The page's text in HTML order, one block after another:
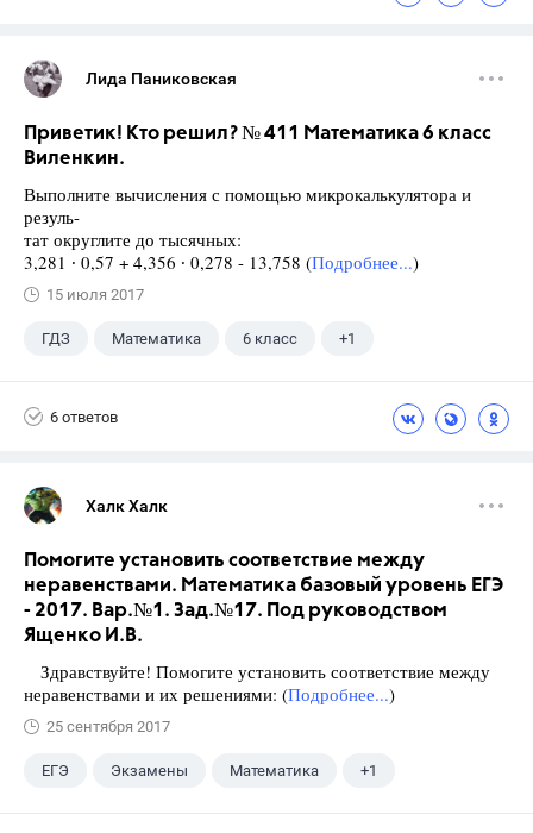
Лида Паниковская
Приветик! Кто решил? № 411 Математика 6 класс
Виленкин.
Выполните вычисления с помощью микрокалькулятора и
резуль-
тат округлите до тысячных:
3,281 ∙ 0,57 + 4,356 ∙ 0,278 - 13,758 (Подробнее...)
15 июля 2017
ГДЗ Математика 6 класс +1
6 ответов
Халк Халк
Помогите установить соответствие между
неравенствами. Математика базовый уровень ЕГЭ
- 2017. Вар.№1. Зад.№17. Под руководством
Ященко И.В.
Здравствуйте! Помогите установить соответствие между
неравенствами и их решениями: (Подробнее...)
25 сентября 2017
ЕГЭ Экзамены Математика +1